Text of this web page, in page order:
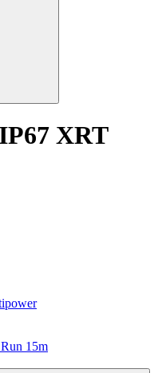
XRT
15m